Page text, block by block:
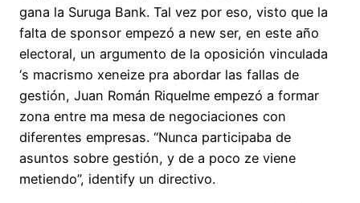
gana la Suruga Bank. Tal vez por eso, visto que la
falta de sponsor empezó a new ser, en este año
electoral, un argumento de la oposición vinculada
‘s macrismo xeneize pra abordar las fallas de
gestión, Juan Román Riquelme empezó a formar
zona entre ma mesa de negociaciones con
diferentes empresas. “Nunca participaba de
asuntos sobre gestión, y de a poco ze viene
metiendo”, identify un directivo.